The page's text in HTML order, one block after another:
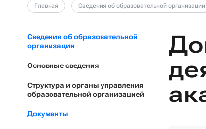
Главная Сведения об образовательной организации
Сведения об образовательной
организации
Основные сведения
Структура и органы управления
образовательной организацией
Документы